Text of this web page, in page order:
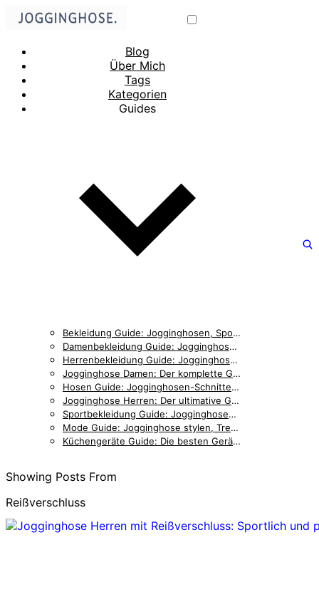
Blog
Über Mich
Tags
Kategorien
Guides
Bekleidung Guide: Jogginghosen, Sportmode & Accessoires im Vergleich
Damenbekleidung Guide: Jogginghosen, Outfits & Styling für Frauen
Herrenbekleidung Guide: Jogginghosen, Accessoires & Styling für Männer
Jogginghose Damen: Der komplette Guide für stilbewusste Frauen
Hosen Guide: Jogginghosen-Schnitte, Details & Passformen im Vergleich
Jogginghose Herren: Der ultimative Guide für Männer
Sportbekleidung Guide: Jogginghosen, Trainingskleidung & Zubehör
Mode Guide: Jogginghose stylen, Trends & Outfit-Inspiration
Küchengeräte Guide: Die besten Geräte für entspanntes Kochen
Showing Posts From
Reißverschluss